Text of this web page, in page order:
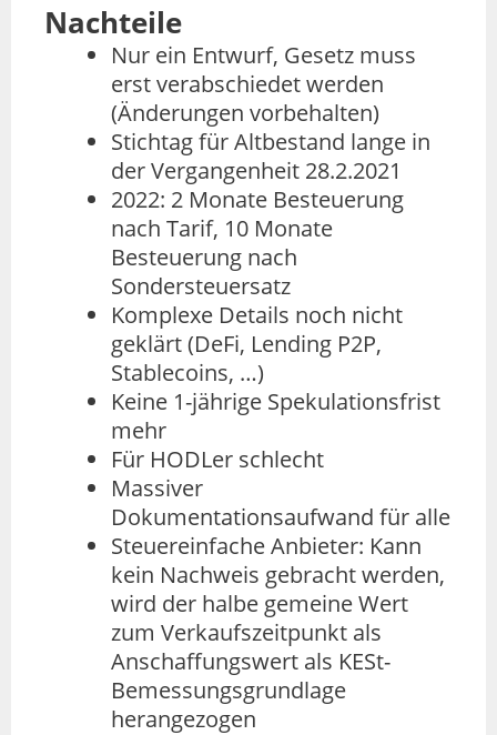
Nachteile
Nur ein Entwurf, Gesetz muss
erst verabschiedet werden
(Änderungen vorbehalten)
Stichtag für Altbestand lange in
der Vergangenheit 28.2.2021
2022: 2 Monate Besteuerung
nach Tarif, 10 Monate
Besteuerung nach
Sondersteuersatz
Komplexe Details noch nicht
geklärt (DeFi, Lending P2P,
Stablecoins, …)
Keine 1-jährige Spekulationsfrist
mehr
Für HODLer schlecht
Massiver
Dokumentationsaufwand für alle
Steuereinfache Anbieter: Kann
kein Nachweis gebracht werden,
wird der halbe gemeine Wert
zum Verkaufszeitpunkt als
Anschaffungswert als KESt-
Bemessungsgrundlage
herangezogen